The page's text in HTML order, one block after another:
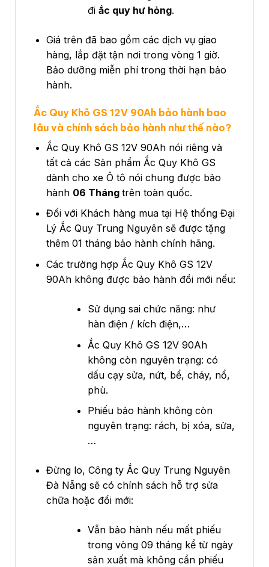
đi ắc quy hư hỏng.
Giá trên đã bao gồm các dịch vụ giao
hàng, lắp đặt tận nơi trong vòng 1 giờ.
Bảo dưỡng miễn phí trong thời hạn bảo
hành.
Ắc Quy Khô GS 12V 90Ah bảo hành bao
lâu và chính sách bảo hành như thế nào?
Ắc Quy Khô GS 12V 90Ah nói riêng và
tất cả các Sản phẩm Ắc Quy Khô GS
dành cho xe Ô tô nói chung được bảo
hành 06 Tháng trên toàn quốc.
Đối với Khách hàng mua tại Hệ thống Đại
Lý Ắc Quy Trung Nguyên sẽ được tặng
thêm 01 tháng bảo hành chính hãng.
Các trường hợp Ắc Quy Khô GS 12V
90Ah không được bảo hành đổi mới nếu:
Sử dụng sai chức năng: như
hàn điện / kích điện,…
Ắc Quy Khô GS 12V 90Ah
không còn nguyên trạng: có
dấu cạy sửa, nứt, bể, cháy, nổ,
phù.
Phiếu bảo hành không còn
nguyên trạng: rách, bị xóa, sửa,
…
Đừng lo, Công ty Ắc Quy Trung Nguyên
Đà Nẵng sẽ có chính sách hỗ trợ sửa
chữa hoặc đổi mới:
Vẫn bảo hành nếu mất phiếu
trong vòng 09 tháng kể từ ngày
sản xuất mà không cần phiếu